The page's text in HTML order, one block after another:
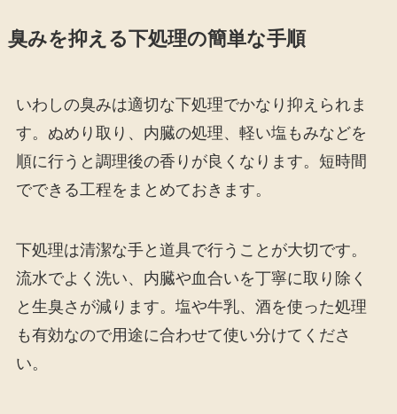
臭みを抑える下処理の簡単な手順
いわしの臭みは適切な下処理でかなり抑えられま
す。ぬめり取り、内臓の処理、軽い塩もみなどを
順に行うと調理後の香りが良くなります。短時間
でできる工程をまとめておきます。
下処理は清潔な手と道具で行うことが大切です。
流水でよく洗い、内臓や血合いを丁寧に取り除く
と生臭さが減ります。塩や牛乳、酒を使った処理
も有効なので用途に合わせて使い分けてくださ
い。